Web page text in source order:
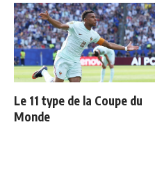
Le 11 type de la Coupe du
Monde